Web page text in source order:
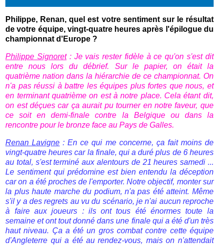
Philippe, Renan, quel est votre sentiment sur le résultat
de votre équipe, vingt-quatre heures après l'épilogue du
championnat d'Europe ?
Philippe Signoret: Je vais rester fidèle à ce qu'on s'est dit
entre nous lors du débrief. Sur le papier, on était la
quatrième nation dans la hiérarchie de ce championnat. On
n'a pas réussi à battre les équipes plus fortes que nous, et
en terminant quatrième on est à notre place. Cela étant dit,
on est déçues car ça aurait pu tourner en notre faveur, que
ce soit en demi-finale contre la Belgique ou dans la
rencontre pour le bronze face au Pays de Galles.
Renan Lavigne : En ce qui me concerne, ça fait moins de
vingt-quatre heures car la finale, qui a duré plus de 6 heures
au total, s'est terminé aux alentours de 21 heures samedi ...
Le sentiment qui prédomine est bien entendu la déception
car on a été proches de l'emporter. Notre objectif, monter sur
la plus haute marche du podium, n'a pas été atteint. Même
s'il y a des regrets au vu du scénario, je n'ai aucun reproche
à faire aux joueurs : ils ont tous été énormes toute la
semaine et ont tout donné dans une finale qui a été d'un très
haut niveau. Ça a été un gros combat contre cette équipe
d'Angleterre qui a été au rendez-vous, mais on n'attendait